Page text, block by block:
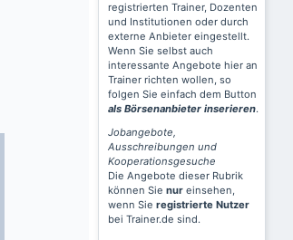
registrierten Trainer, Dozenten
und Institutionen oder durch
externe Anbieter eingestellt.
Wenn Sie selbst auch
interessante Angebote hier an
Trainer richten wollen, so
folgen Sie einfach dem Button
als Börsenanbieter inserieren.
Jobangebote,
Ausschreibungen und
Kooperationsgesuche
Die Angebote dieser Rubrik
können Sie nur einsehen,
wenn Sie registrierte Nutzer
bei Trainer.de sind.